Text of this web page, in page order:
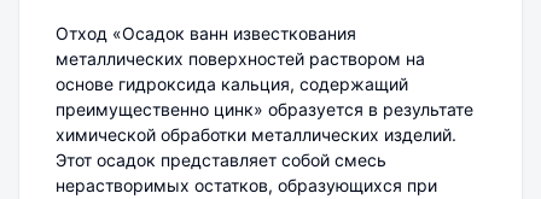
Отход «Осадок ванн известкования
металлических поверхностей раствором на
основе гидроксида кальция, содержащий
преимущественно цинк» образуется в результате
химической обработки металлических изделий.
Этот осадок представляет собой смесь
нерастворимых остатков, образующихся при